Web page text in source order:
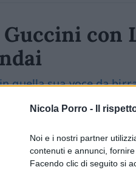
Nicola Porro - Il
Noi e i nostri partner
contenuti e annunci,
Facendo clic di seguito si
con
quella sua voce da